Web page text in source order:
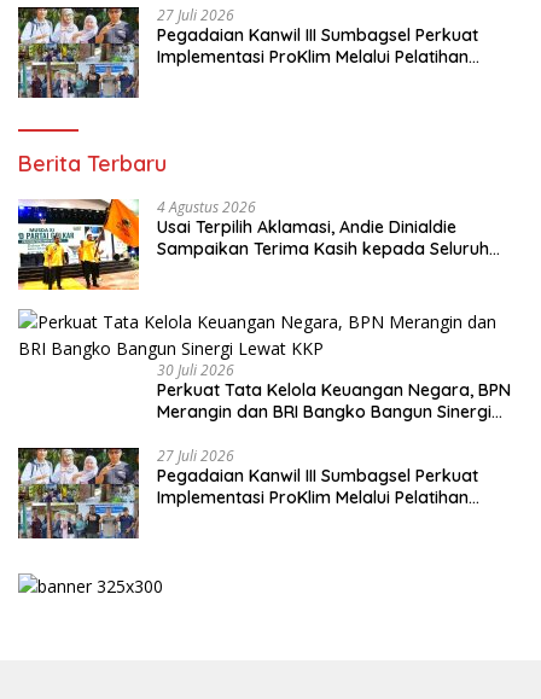
27 Juli 2026
Pegadaian Kanwil III Sumbagsel Perkuat
Implementasi ProKlim Melalui Pelatihan
Berita Terbaru
4 Agustus 2026
Usai Terpilih Aklamasi, Andie Dinialdie
Sampaikan Terima Kasih kepada Seluruh
30 Juli 2026
Perkuat Tata Kelola Keuangan Negara, BPN
Merangin dan BRI Bangko Bangun Sinergi
27 Juli 2026
Pegadaian Kanwil III Sumbagsel Perkuat
Implementasi ProKlim Melalui Pelatihan